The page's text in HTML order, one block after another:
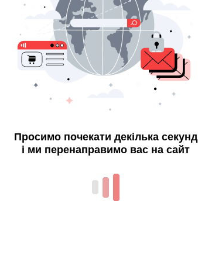
Просимо почекати декілька секунд
і ми перенаправимо вас на сайт